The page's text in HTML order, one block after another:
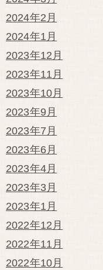
2024年2月
2024年1月
2023年12月
2023年11月
2023年10月
2023年9月
2023年7月
2023年6月
2023年4月
2023年3月
2023年1月
2022年12月
2022年11月
2022年10月